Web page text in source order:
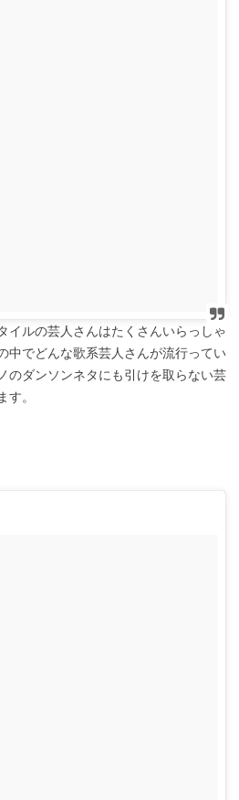
イルの芸人さんはたくさんいらっしゃ
中でどんな歌系芸人さんが流行ってい
のダンソンネタにも引けを取らない芸
す。